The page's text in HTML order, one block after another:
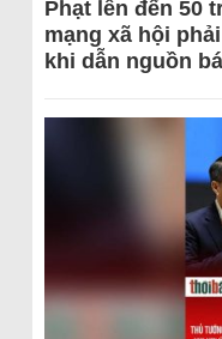
Phạt lên đến 50
mạng xã hội
khi dẫn nguồn